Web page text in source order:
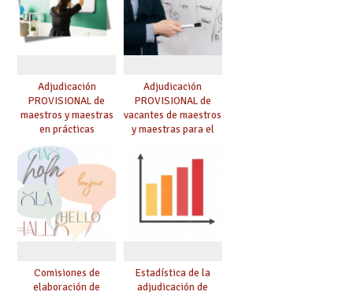
Adjudicación
PROVISIONAL de
maestros y maestras
en prácticas
Adjudicación
PROVISIONAL de
vacantes de maestros
y maestras para el
Comisiones de
elaboración de
Estadística de la
adjudicación de